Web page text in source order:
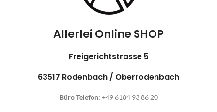
Allerlei Online SHOP
Freigerichtstrasse 5
63517 Rodenbach / Oberrodenbach
Büro Telefon: +49 6184 93 86 20